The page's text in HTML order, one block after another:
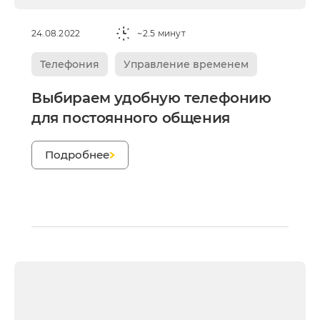
24.08.2022 ~2.5 минут
Телефония Управление временем
Выбираем удобную телефонию
для постоянного общения
Подробнее